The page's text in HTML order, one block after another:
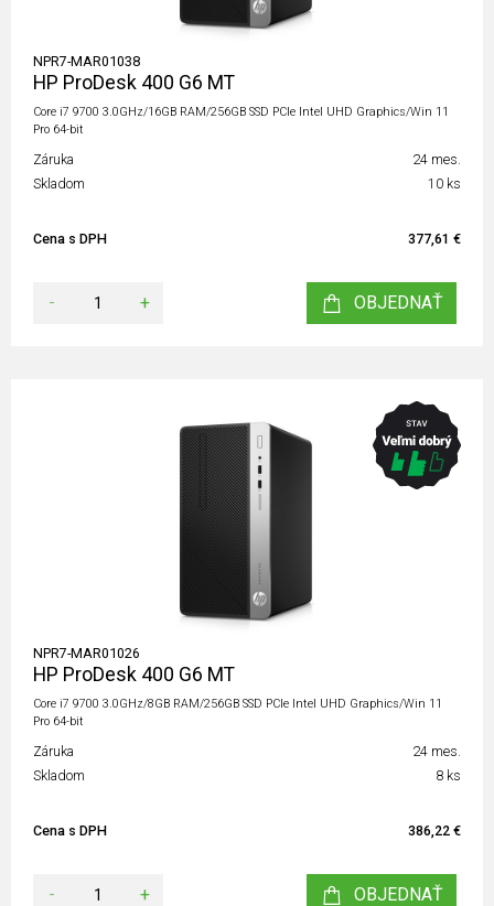
NPR7-MAR01038
HP ProDesk 400 G6 MT
Core i7 9700 3.0GHz/16GB RAM/256GB SSD PCIe Intel UHD Graphics/Win 11
Pro 64-bit
Záruka
24 mes.
Skladom
10 ks
Cena s DPH 377,61 €
- + OBJEDNAŤ
NPR7-MAR01026
HP ProDesk 400 G6 MT
Core i7 9700 3.0GHz/8GB RAM/256GB SSD PCIe Intel UHD Graphics/Win 11
Pro 64-bit
Záruka
24 mes.
Skladom
8 ks
Cena s DPH 386,22 €
- + OBJEDNAŤ